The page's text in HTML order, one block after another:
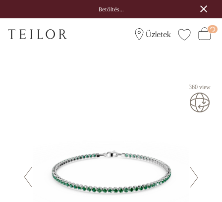
Betöltés...
Üzletek
360 view